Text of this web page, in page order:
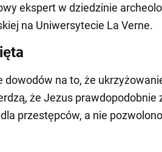
ekspert w dziedzinie
na Uniwersytecie La Verne.
dowodów na to, że
że Jezus prawdopodobnie
przestępców, a nie